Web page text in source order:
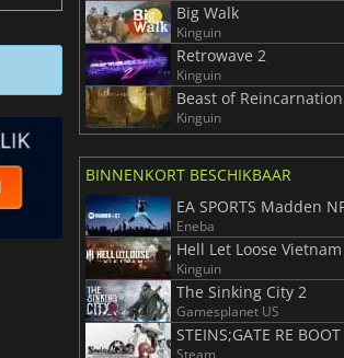
Big Walk
Kinguin
Retrowave 2
Kinguin
Beast of Reincarnation
Kinguin
BINNENKORT BESCHIKBAAR
EA SPORTS Madden
Eneba
Hell Let Loose Vietnam
Kinguin
The Sinking City 2
Gamesplanet US
STEINS;GATE RE BOOT
Steam